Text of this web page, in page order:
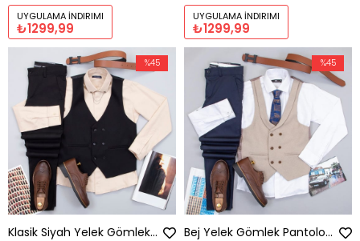
UYGULAMA İNDIRIMI
₺1299,99
UYGULAMA İNDIRIMI
₺1299,99
Klasik Siyah Yelek Gömlek Pantolon Ayakkabı Kombin
%45
Bej Yelek Gömlek Pantolon Ayakkabı Kombin
%45